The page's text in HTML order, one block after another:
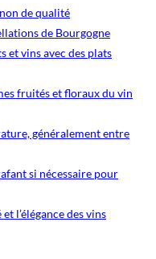
de qualité
de Bourgogne
et vins avec des plats
fruités et floraux du vin
généralement entre
si nécessaire pour
l’élégance des vins